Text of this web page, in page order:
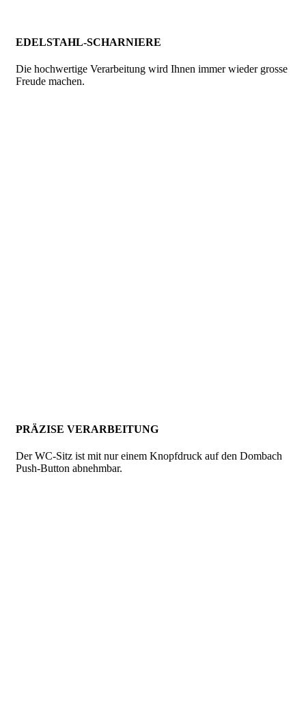
EDELSTAHL-SCHARNIERE
Die hochwertige Verarbeitung wird Ihnen immer wieder grosse
Freude machen.
PRÄZISE VERARBEITUNG
Der WC-Sitz ist mit nur einem Knopfdruck auf den Dombach
Push-Button abnehmbar.